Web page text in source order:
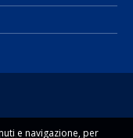
e navigazione, per